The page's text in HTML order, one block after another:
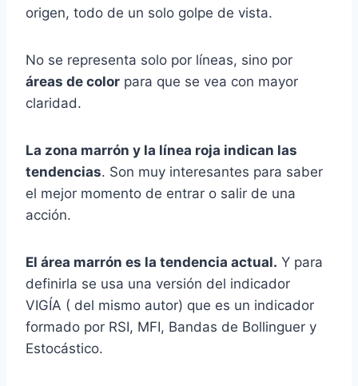
origen, todo de un solo golpe de vista.
No se representa solo por líneas, sino por
áreas de color para que se vea con mayor
claridad.
La zona marrón y la línea roja indican las
tendencias. Son muy interesantes para saber
el mejor momento de entrar o salir de una
acción.
El área marrón es la tendencia actual. Y para
definirla se usa una versión del indicador
VIGÍA ( del mismo autor) que es un indicador
formado por RSI, MFI, Bandas de Bollinguer y
Estocástico.